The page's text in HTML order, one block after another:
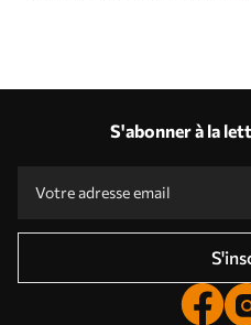
S'abonner à la